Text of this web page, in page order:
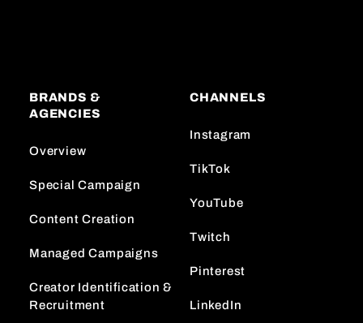
BRANDS &
AGENCIES
Overview
Special Campaign
Content Creation
Managed Campaigns
Creator Identification &
Recruitment
CHANNELS
Instagram
TikTok
YouTube
Twitch
Pinterest
LinkedIn